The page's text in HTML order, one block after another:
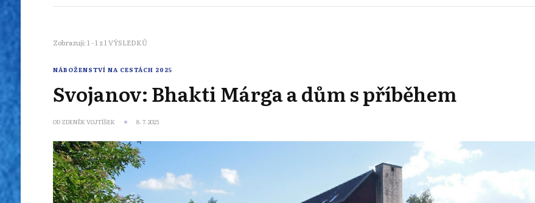
Zobrazuji: 1 - 1 z 1 VÝSLEDKŮ
NÁBOŽENSTVÍ NA CESTÁCH 2025
Svojanov: Bhakti Márga a dům s příběhem
OD ZDENĚK VOJTÍŠEK 8. 7. 2025